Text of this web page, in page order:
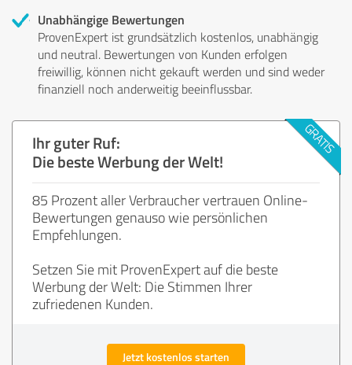
Unabhängige Bewertungen
ProvenExpert ist grundsätzlich kostenlos, unabhängig
und neutral. Bewertungen von Kunden erfolgen
freiwillig, können nicht gekauft werden und sind weder
finanziell noch anderweitig beeinflussbar.
Ihr guter Ruf:
Die beste Werbung der Welt!
85 Prozent aller Verbraucher vertrauen Online-
Bewertungen genauso wie persönlichen
Empfehlungen.
Setzen Sie mit ProvenExpert auf die beste
Werbung der Welt: Die Stimmen Ihrer
zufriedenen Kunden.
Jetzt kostenlos starten